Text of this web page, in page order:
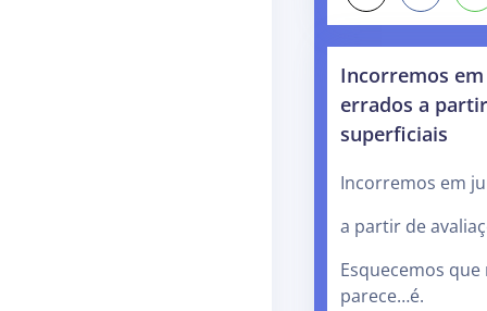
Incorremos
errados a
superficiais
Incorremos em
a partir de
Esquecemos
parece…é.